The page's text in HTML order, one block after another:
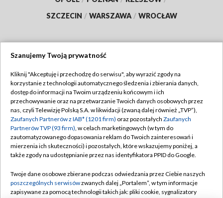
SZCZECIN / WARSZAWA / WROCŁAW
TVP
Abonament TVP
Emisja w TVP
Centrum informacji TVP
Naziemna Telewizja Cyfrowa
Rada Programowa
Regulamin TVP
Polityka prywatności
Moje zgody
Pomoc
Kontakt
Szanujemy Twoją prywatność
Kliknij "Akceptuję i przechodzę do serwisu", aby wyrazić zgody na
korzystanie z technologii automatycznego śledzenia i zbierania danych,
dostęp do informacji na Twoim urządzeniu końcowym i ich
przechowywanie oraz na przetwarzanie Twoich danych osobowych przez
nas, czyli Telewizję Polską S.A. w likwidacji (zwaną dalej również „TVP”),
Zaufanych Partnerów z IAB* (1201 firm) oraz pozostałych Zaufanych
Partnerów TVP (93 firm), w celach marketingowych (w tym do
zautomatyzowanego dopasowania reklam do Twoich zainteresowań i
mierzenia ich skuteczności) i pozostałych, które wskazujemy poniżej, a
także zgody na udostępnianie przez nas identyfikatora PPID do Google.
Twoje dane osobowe zbierane podczas odwiedzania przez Ciebie naszych
poszczególnych serwisówzwanych dalej „Portalem”, w tym informacje
zapisywane za pomocą technologii takich jak: pliki cookie, sygnalizatory